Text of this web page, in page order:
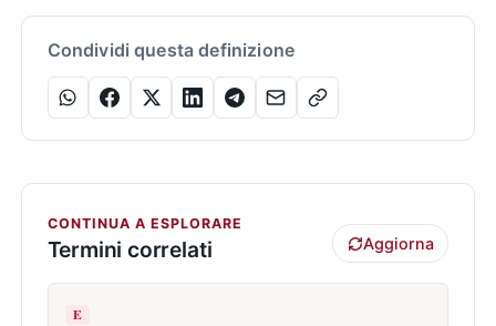
Condividi questa definizione
CONTINUA A ESPLORARE
Termini correlati Aggiorna
E